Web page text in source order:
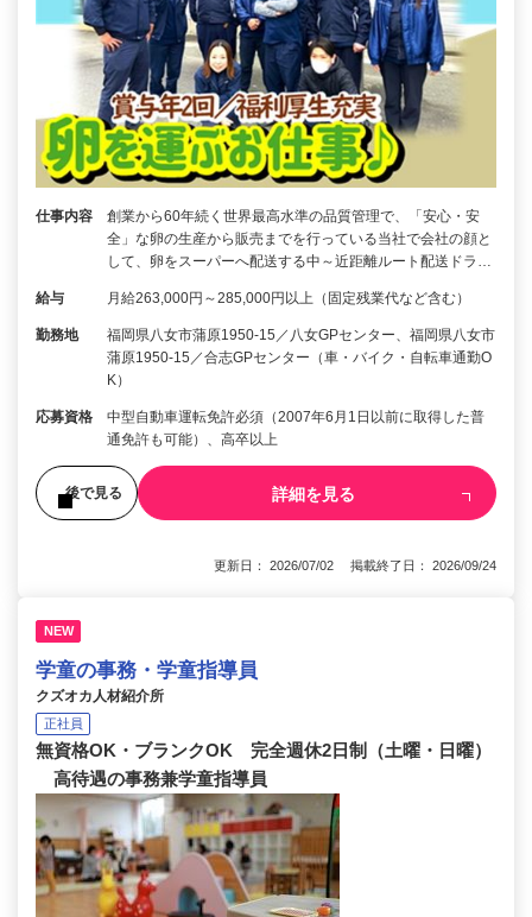
仕事内容
創業から60年続く世界最高水準の品質管理で、「安心・安
全」な卵の生産から販売までを行っている当社で会社の顔と
して、卵をスーパーへ配送する中～近距離ルート配送ドラ…
給与 月給263,000円～285,000円以上（固定残業代など含む）
勤務地
福岡県八女市蒲原1950-15／八女GPセンター、福岡県八女市
蒲原1950-15／合志GPセンター（車・バイク・自転車通勤O
K）
応募資格
中型自動車運転免許必須（2007年6月1日以前に取得した普
通免許も可能）、高卒以上
後で見る 詳細を見る
更新日： 2026/07/02 掲載終了日： 2026/09/24
NEW
学童の事務・学童指導員
クズオカ人材紹介所
正社員
無資格OK・ブランクOK 完全週休2日制（土曜・日曜）
高待遇の事務兼学童指導員